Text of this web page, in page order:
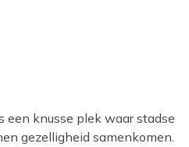
gezelligheid samenkomen.